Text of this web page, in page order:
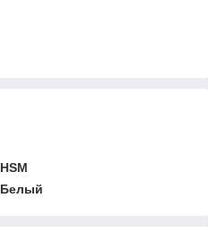
HSM
Белый